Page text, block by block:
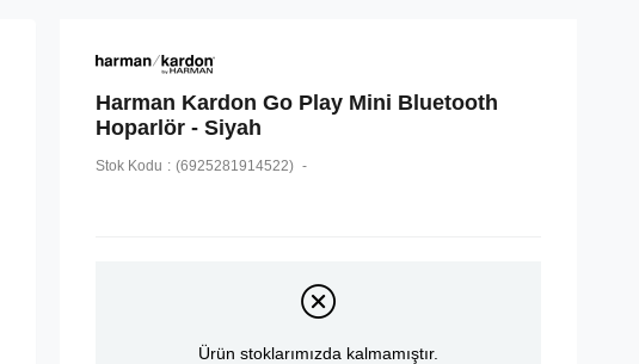
Harman Kardon Go Play Mini Bluetooth
Hoparlör - Siyah
Stok Kodu (6925281914522)
Ürün stoklarımızda kalmamıştır.